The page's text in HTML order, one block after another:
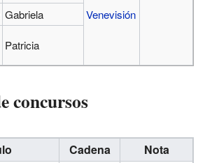
Venevisión
Gabriela
Patricia
concursos
Cadena Nota